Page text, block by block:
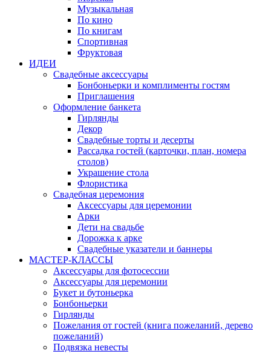
Музыкальная
По кино
По книгам
Спортивная
Фруктовая
ИДЕИ
Свадебные аксессуары
Бонбоньерки и комплименты гостям
Приглашения
Оформление банкета
Гирлянды
Декор
Свадебные торты и десерты
Рассадка гостей (карточки, план, номера
столов)
Украшение стола
Флористика
Свадебная церемония
Аксессуары для церемонии
Арки
Дети на свадьбе
Дорожка к арке
Свадебные указатели и баннеры
МАСТЕР-КЛАССЫ
Аксессуары для фотосессии
Аксессуары для церемонии
Букет и бутоньерка
Бонбоньерки
Гирлянды
Пожелания от гостей (книга пожеланий, дерево
пожеланий)
Подвязка невесты